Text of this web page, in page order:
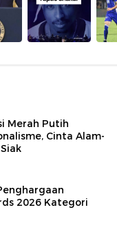
Merah Putih
Cinta Alam-
2026 Kategori